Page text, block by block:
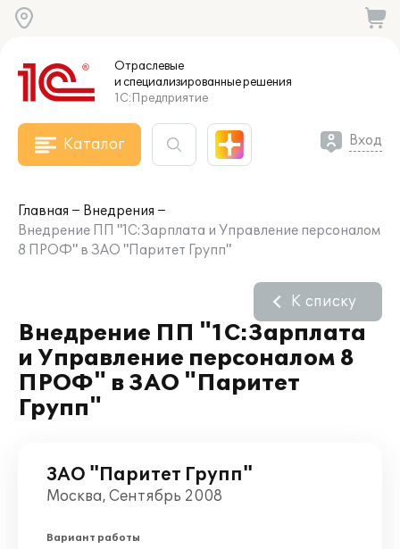
Отраслевые
и специализированныерешения
1С:Предприятие
Каталог Вход
Главная
Внедрения
Внедрение ПП "1С:Зарплата и Управление персоналом
8 ПРОФ" в ЗАО "Паритет Групп"
Внедрение ПП "1С:Зарплата
и Управление персоналом 8
ПРОФ" в ЗАО "Паритет
Групп"
К списку
ЗАО "Паритет Групп"
Москва, Сентябрь 2008
Вариант работы